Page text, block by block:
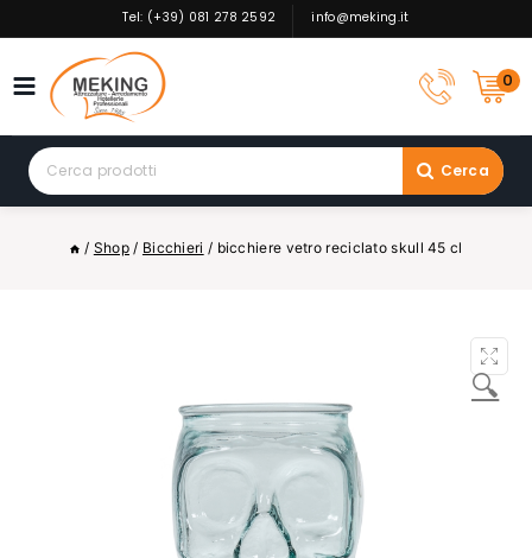
to
Tel: (+39) 081 278 2592 info@meking.it
0
Search
for:
Cerca
/ Shop / Bicchieri / bicchiere vetro reciclato skull 45 cl
🔍